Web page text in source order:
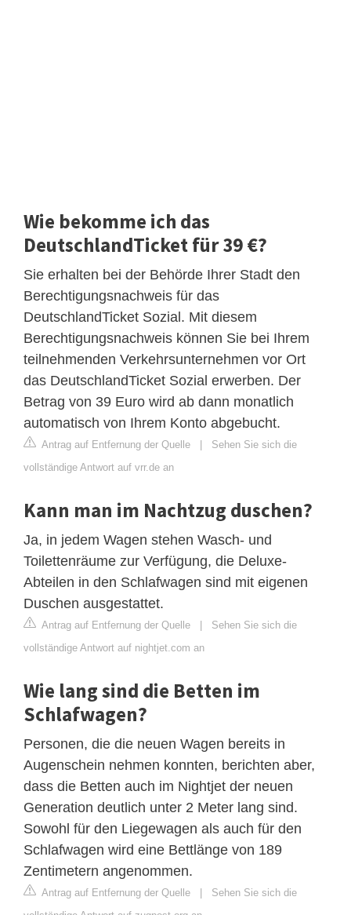
Wie bekomme ich das
DeutschlandTicket für 39 €?
Sie erhalten bei der Behörde Ihrer Stadt den
Berechtigungsnachweis für das
DeutschlandTicket Sozial. Mit diesem
Berechtigungsnachweis können Sie bei Ihrem
teilnehmenden Verkehrsunternehmen vor Ort
das DeutschlandTicket Sozial erwerben. Der
Betrag von 39 Euro wird ab dann monatlich
automatisch von Ihrem Konto abgebucht.
Antrag auf Entfernung der Quelle | Sehen Sie sich die
vollständige Antwort auf vrr.de an
Kann man im Nachtzug duschen?
Ja, in jedem Wagen stehen Wasch- und
Toilettenräume zur Verfügung, die Deluxe-
Abteilen in den Schlafwagen sind mit eigenen
Duschen ausgestattet.
Antrag auf Entfernung der Quelle | Sehen Sie sich die
vollständige Antwort auf nightjet.com an
Wie lang sind die Betten im
Schlafwagen?
Personen, die die neuen Wagen bereits in
Augenschein nehmen konnten, berichten aber,
dass die Betten auch im Nightjet der neuen
Generation deutlich unter 2 Meter lang sind.
Sowohl für den Liegewagen als auch für den
Schlafwagen wird eine Bettlänge von 189
Zentimetern angenommen.
Antrag auf Entfernung der Quelle | Sehen Sie sich die